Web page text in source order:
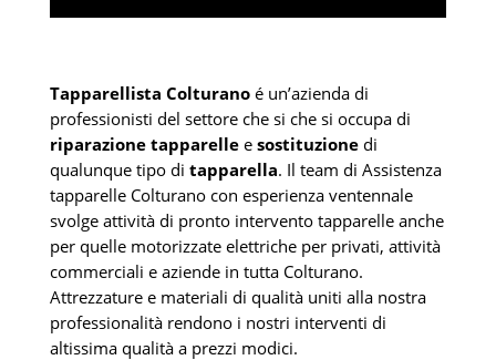
Tapparellista Colturanoé un’azienda di
professionisti del settore che si che si occupa di
riparazione tapparellee sostituzionedi
qualunque tipo di tapparella. Il team di Assistenza
tapparelle Colturano con esperienza ventennale
svolge attività di pronto intervento tapparelle anche
per quelle motorizzate elettriche per privati, attività
commerciali e aziende in tutta Colturano.
Attrezzature e materiali di qualità uniti alla nostra
professionalità rendono i nostri interventi di
altissima qualità a prezzi modici.